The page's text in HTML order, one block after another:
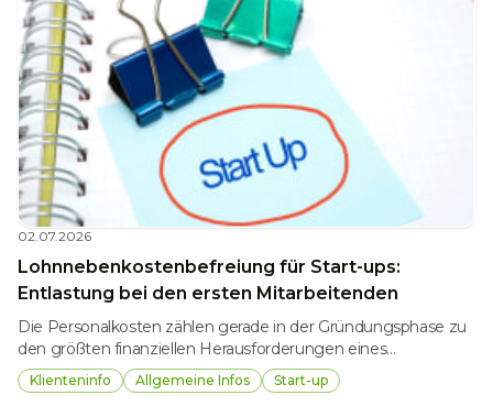
02.07.2026
Lohnnebenkostenbefreiung für Start-ups:
Entlastung bei den ersten Mitarbeitenden
Die Personalkosten zählen gerade in der Gründungsphase zu
den größten finanziellen Herausforderungen eines
Unternehmens. Um innovative Jungunternehmen zu
unterstützen, wurde eine Lohnnebenkostenbefreiung für
Klienteninfo Allgemeine Infos Start-up